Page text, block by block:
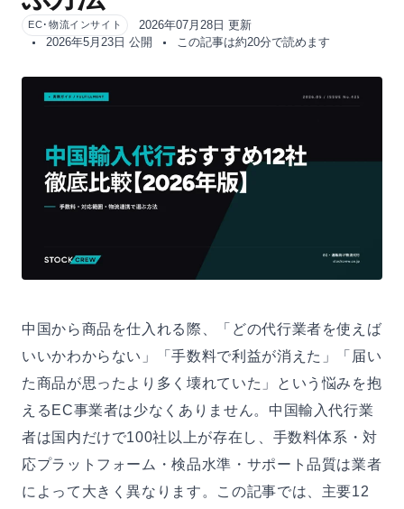
EC･物流インサイト
2026年07月28日 更新
2026年5月23日 公開
この記事は約20分で読めます
中国から商品を仕入れる際、「どの代行業者を使えば
いいかわからない」「手数料で利益が消えた」「届い
た商品が思ったより多く壊れていた」という悩みを抱
えるEC事業者は少なくありません。中国輸入代行業
者は国内だけで100社以上が存在し、手数料体系・対
応プラットフォーム・検品水準・サポート品質は業者
によって大きく異なります。この記事では、主要12